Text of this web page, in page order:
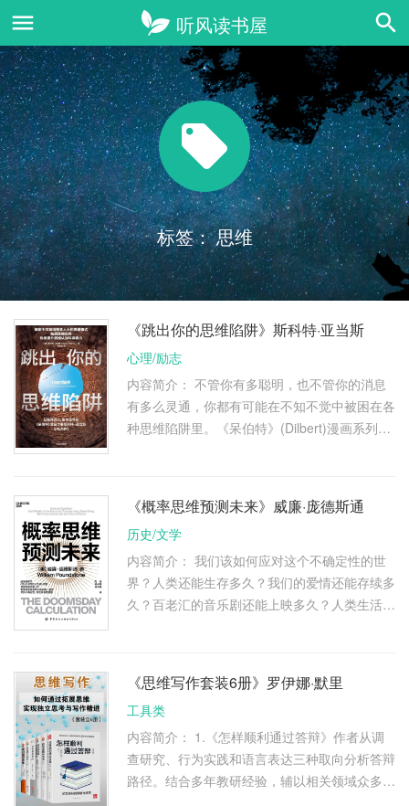
标签：思维
《跳出你的思维陷阱》斯科特·亚当斯
心理/励志
内容简介： 不管你有多聪明，也不管你的消息
有多么灵通，你都有可能在不知不觉中被困在各
种思维陷阱里。《呆伯特》(Dilbert)漫画系列作
《概率思维预测未来》威廉·庞德斯通
历史/文学
内容简介： 我们该如何应对这个不确定性的世
界？人类还能生存多久？我们的爱情还能存续多
久？百老汇的音乐剧还能上映多久？人类生活在
《思维写作套装6册》罗伊娜·默里
工具类
内容简介： 1.《怎样顺利通过答辩》作者从调
查研究、行为实践和语言表达三种取向分析答辩
路径。结合多年教研经验，辅以相关领域众多学